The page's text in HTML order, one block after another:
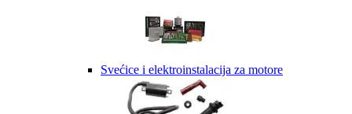
Svećice i elektroinstalacija za motore